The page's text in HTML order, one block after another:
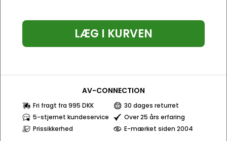
LÆG I KURVEN
AV-CONNECTION
Fri fragt fra 995 DKK
30 dages returret
5-stjernet kundeservice
Over 25 års erfaring
Prissikkerhed
E-mærket siden 2004